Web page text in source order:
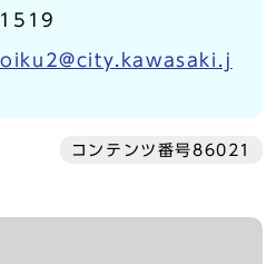
コンテンツ番号86021